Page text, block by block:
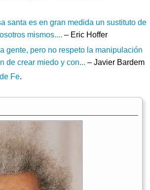
santa es en gran medida un sustituto de
mismos.... – Eric Hoffer
gente, pero no respeto la manipulación
de crear miedo y con... – Javier Bardem
Fe.